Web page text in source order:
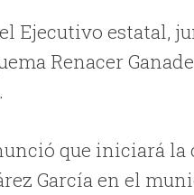
Ejecutivo estatal,
Renacer
que iniciará
García en el